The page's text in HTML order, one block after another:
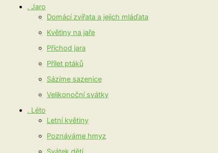
. Jaro
Domácí zvířata a jejich mláďata
Květiny na jaře
Příchod jara
Přílet ptáků
Sázíme sazenice
Velikonoční svátky
. Léto
Letní květiny
Poznáváme hmyz